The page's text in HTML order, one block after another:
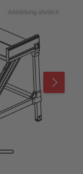
Abbildung ähnlich